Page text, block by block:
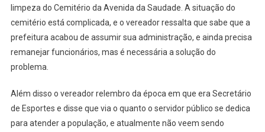
limpeza do Cemitério da Avenida da Saudade. A situação do
cemitério está complicada, e o vereador ressalta que sabe que a
prefeitura acabou de assumir sua administração, e ainda precisa
remanejar funcionários, mas é necessária a solução do
problema.
Além disso o vereador relembro da época em que era Secretário
de Esportes e disse que via o quanto o servidor público se dedica
para atender a população, e atualmente não veem sendo